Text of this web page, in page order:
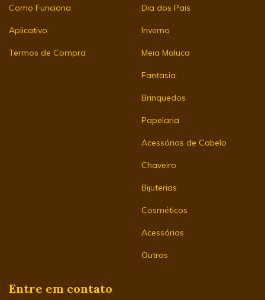
Como Funciona
Aplicativo
Termos de Compra
Dia dos Pais
Inverno
Meia Maluca
Fantasia
Brinquedos
Papelaria
Acessórios de Cabelo
Chaveiro
Bijuterias
Cosméticos
Acessórios
Outros
Entre em contato